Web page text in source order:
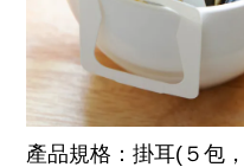
產品規格：掛耳(５包